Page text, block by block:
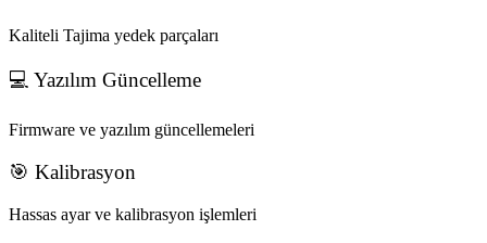
Kaliteli Tajima yedek parçaları
💻 Yazılım Güncelleme
Firmware ve yazılım güncellemeleri
🎯 Kalibrasyon
Hassas ayar ve kalibrasyon işlemleri